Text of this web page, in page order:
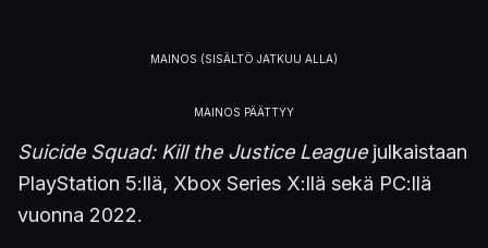
Suicide Squad: Kill the Justice Leaguejulkaistaan
PlayStation 5:llä, Xbox Series X:llä sekä PC:llä
vuonna 2022.